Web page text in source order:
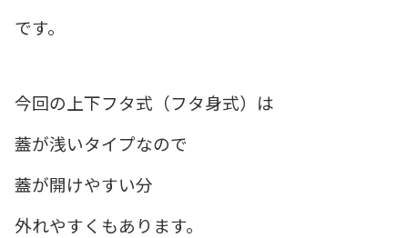
です。
今回の上下フタ式（フタ身式）は
蓋が浅いタイプなので
蓋が開けやすい分
外れやすくもあります。